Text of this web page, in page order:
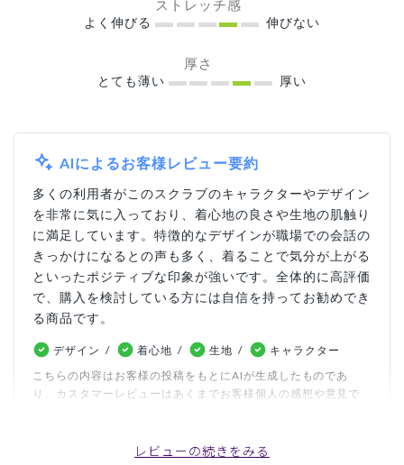
ストレッチ感
よく伸びる 伸びない
厚さ
とても薄い 厚い
AIによるお客様レビュー要約
多くの利用者がこのスクラブのキャラクターやデザイン
を非常に気に入っており、着心地の良さや生地の肌触り
に満足しています。特徴的なデザインが職場での会話の
きっかけになるとの声も多く、着ることで気分が上がる
といったポジティブな印象が強いです。全体的に高評価
で、購入を検討している方には自信を持ってお勧めでき
る商品です。
デザイン 着心地 生地
キャラクター
こちらの内容はお客様の投稿をもとにAIが生成したものであ
り、カスタマーレビューはあくまでお客様個人の感想や意見で
レビューの続きをみる